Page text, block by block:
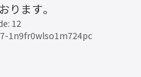
ります。
12
1n9fr0wlso1m724pc